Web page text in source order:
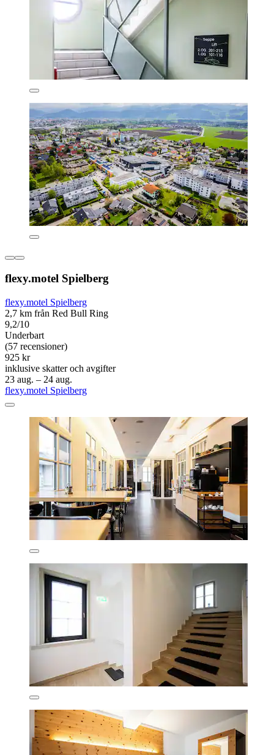
flexy.motel Spielberg
flexy.motel Spielberg
2,7 km från Red Bull Ring
9,2/10
Underbart
(57 recensioner)
925 kr
inklusive skatter och avgifter
23 aug. – 24 aug.
flexy.motel Spielberg